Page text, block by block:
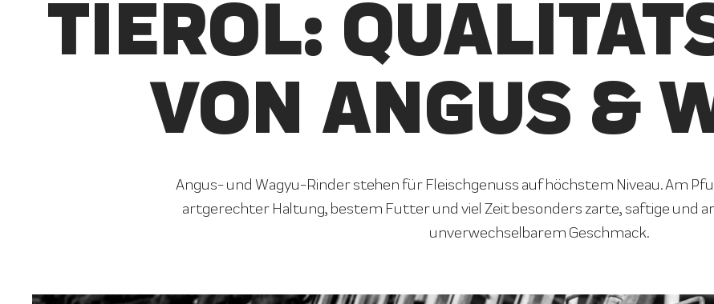
TIEROL:
VON ANGUS &
Angus- und Wagyu-Rinder stehen für Fleischgenuss auf höchstem Niveau. Am
artgerechter Haltung, bestem Futter und viel Zeit besonders zarte, saftige und
unverwechselbarem Geschmack.